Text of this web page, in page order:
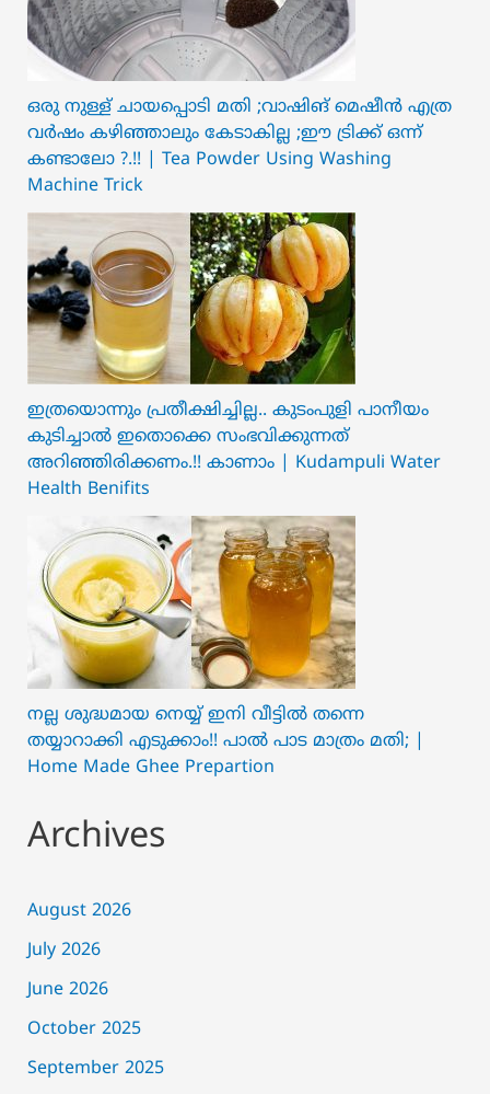
ഒരു നുള്ള് ചായപ്പൊടി മതി ;വാഷിങ് മെഷീൻ എത്ര
വർഷം കഴിഞ്ഞാലും കേടാകില്ല ;ഈ ട്രിക്ക് ഒന്ന്
കണ്ടാലോ ?.!! | Tea Powder Using Washing
Machine Trick
ഇത്രയൊന്നും പ്രതീക്ഷിച്ചില്ല.. ക‍ു‌ടംപുളി പാനീയം
കുടിച്ചാൽ ഇതൊക്കെ സംഭവിക്കുന്നത്
അറിഞ്ഞിരിക്കണം.!! കാണാം | Kudampuli Water
Health Benifits
നല്ല ശുദ്ധമായ നെയ്യ് ഇനി വീട്ടിൽ തന്നെ
തയ്യാറാക്കി എടുക്കാം!! പാൽ പാട മാത്രം മതി; |
Home Made Ghee Prepartion
Archives
August 2026
July 2026
June 2026
October 2025
September 2025